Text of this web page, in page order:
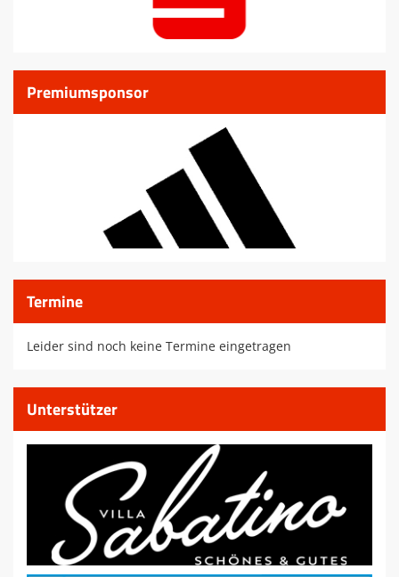
Premiumsponsor
Termine
Leider sind noch keine Termine eingetragen
Unterstützer